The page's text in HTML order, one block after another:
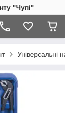
"Чупі"
Універсальні